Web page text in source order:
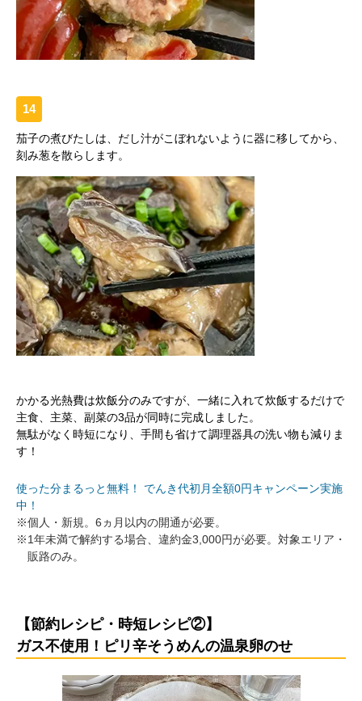
14
茄子の煮びたしは、だし汁がこぼれないように器に移してから、
刻み葱を散らします。
かかる光熱費は炊飯分のみですが、一緒に入れて炊飯するだけで
主食、主菜、副菜の3品が同時に完成しました。
無駄がなく時短になり、手間も省けて調理器具の洗い物も減りま
す！
使った分まるっと無料！ でんき代初月全額0円キャンペーン実施
中！
※個人・新規。6ヵ月以内の開通が必要。
※1年未満で解約する場合、違約金3,000円が必要。対象エリア・
販路のみ。
【節約レシピ・時短レシピ②】
ガス不使用！ピリ辛そうめんの温泉卵のせ